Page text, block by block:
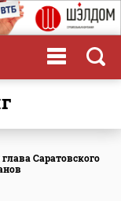
Саратовского